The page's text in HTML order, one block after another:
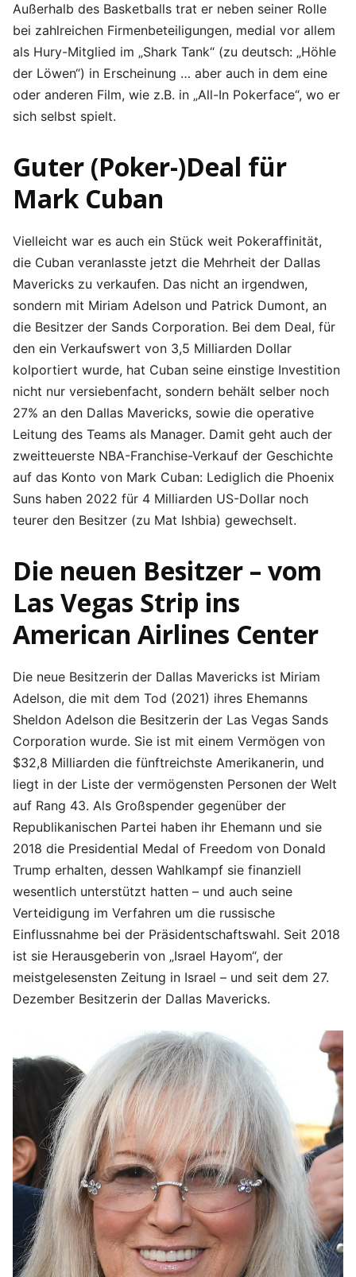
Außerhalb des Basketballs trat er neben seiner Rolle
bei zahlreichen Firmenbeteiligungen, medial vor allem
als Hury-Mitglied im „Shark Tank“ (zu deutsch: „Höhle
der Löwen“) in Erscheinung … aber auch in dem eine
oder anderen Film, wie z.B. in „All-In Pokerface“, wo er
sich selbst spielt.
Guter (Poker-)Deal für
Mark Cuban
Vielleicht war es auch ein Stück weit Pokeraffinität,
die Cuban veranlasste jetzt die Mehrheit der Dallas
Mavericks zu verkaufen. Das nicht an irgendwen,
sondern mit Miriam Adelson und Patrick Dumont, an
die Besitzer der Sands Corporation. Bei dem Deal, für
den ein Verkaufswert von 3,5 Milliarden Dollar
kolportiert wurde, hat Cuban seine einstige Investition
nicht nur versiebenfacht, sondern behält selber noch
27% an den Dallas Mavericks, sowie die operative
Leitung des Teams als Manager. Damit geht auch der
zweitteuerste NBA-Franchise-Verkauf der Geschichte
auf das Konto von Mark Cuban: Lediglich die Phoenix
Suns haben 2022 für 4 Milliarden US-Dollar noch
teurer den Besitzer (zu Mat Ishbia) gewechselt.
Die neuen Besitzer – vom
Las Vegas Strip ins
American Airlines Center
Die neue Besitzerin der Dallas Mavericks ist Miriam
Adelson, die mit dem Tod (2021) ihres Ehemanns
Sheldon Adelson die Besitzerin der Las Vegas Sands
Corporation wurde. Sie ist mit einem Vermögen von
$32,8 Milliarden die fünftreichste Amerikanerin, und
liegt in der Liste der vermögensten Personen der Welt
auf Rang 43. Als Großspender gegenüber der
Republikanischen Partei haben ihr Ehemann und sie
2018 die Presidential Medal of Freedom von Donald
Trump erhalten, dessen Wahlkampf sie finanziell
wesentlich unterstützt hatten – und auch seine
Verteidigung im Verfahren um die russische
Einflussnahme bei der Präsidentschaftswahl. Seit 2018
ist sie Herausgeberin von „Israel Hayom“, der
meistgelesensten Zeitung in Israel – und seit dem 27.
Dezember Besitzerin der Dallas Mavericks.